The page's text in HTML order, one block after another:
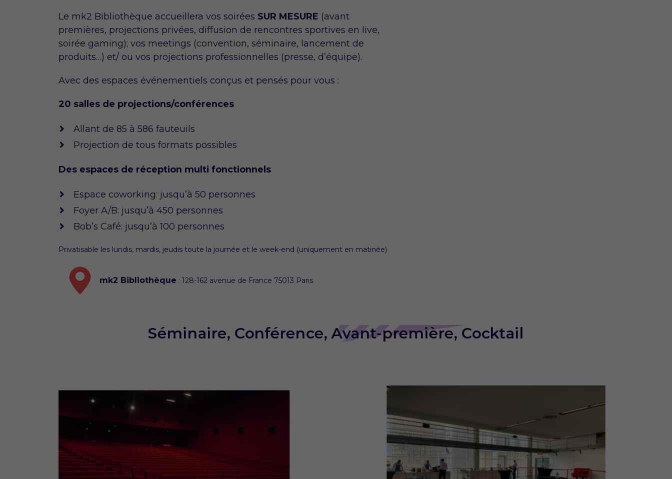
Le mk2 Bibliothèque accueillera vos soirées SUR MESURE (avant
premières, projections privées, diffusion de rencontres sportives en live,
soirée gaming); vos meetings (convention, séminaire, lancement de
produits…) et/ ou vos projections professionnelles (presse, d’équipe).
Avec des espaces événementiels conçus et pensés pour vous :
20 salles de projections/conférences
Allant de 85 à 586 fauteuils
Projection de tous formats possibles
Des espaces de réception multi fonctionnels
Espace coworking: jusqu’à 50 personnes
Foyer A/B: jusqu’à 450 personnes
Bob’s Café: jusqu’à 100 personnes
Privatisable les lundis, mardis, jeudis toute la journée et le week-end (uniquement en matinée)
mk2 Bibliothèque : 128-162 avenue de France 75013 Paris